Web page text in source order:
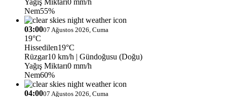
Nem55%
03:0007 Ağustos 2026, Cuma
19°C
Hissedilen19°C
Rüzgar10 km/h | Gündoğusu (Doğu)
Yağış Miktarı0 mm/h
Nem60%
04:0007 Ağustos 2026, Cuma